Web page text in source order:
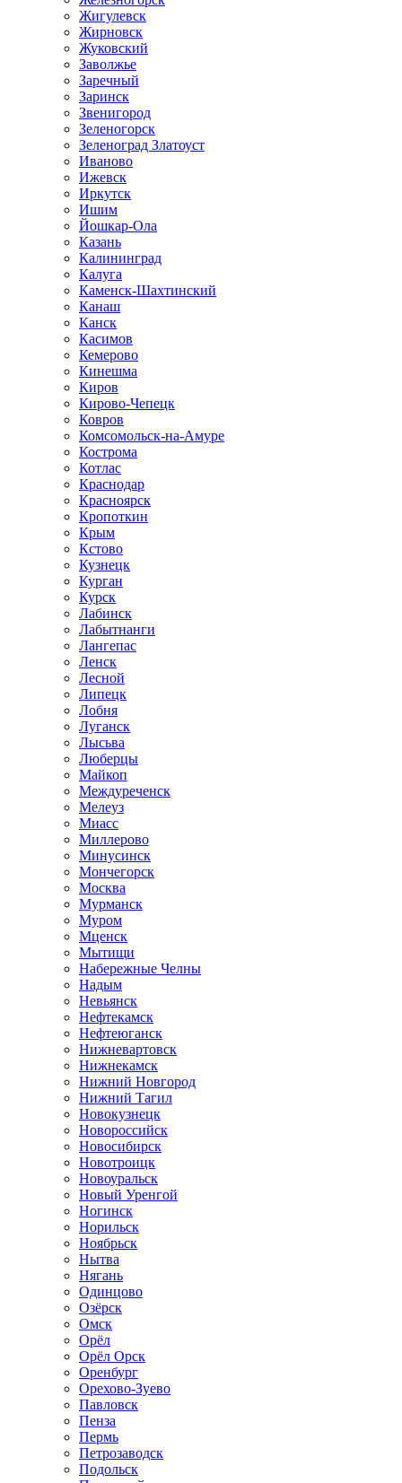
Жигулевск
Жирновск
Жуковский
Заволжье
Заречный
Заринск
Звенигород
Зеленогорск
Зеленоград Златоуст
Иваново
Ижевск
Иркутск
Ишим
Йошкар-Ола
Казань
Калининград
Калуга
Каменск-Шахтинский
Канаш
Канск
Касимов
Кемерово
Кинешма
Киров
Кирово-Чепецк
Ковров
Комсомольск-на-Амуре
Кострома
Котлас
Краснодар
Красноярск
Кропоткин
Крым
Кстово
Кузнецк
Курган
Курск
Лабинск
Лабытнанги
Лангепас
Ленск
Лесной
Липецк
Лобня
Луганск
Лысьва
Люберцы
Майкоп
Междуреченск
Мелеуз
Миасс
Миллерово
Минусинск
Мончегорск
Москва
Мурманск
Муром
Мценск
Мытищи
Набережные Челны
Надым
Невьянск
Нефтекамск
Нефтеюганск
Нижневартовск
Нижнекамск
Нижний Новгород
Нижний Тагил
Новокузнецк
Новороссийск
Новосибирск
Новотроицк
Новоуральск
Новый Уренгой
Ногинск
Норильск
Ноябрьск
Нытва
Нягань
Одинцово
Озёрск
Омск
Орёл
Орёл Орск
Оренбург
Орехово-Зуево
Павловск
Пенза
Пермь
Петрозаводск
Подольск